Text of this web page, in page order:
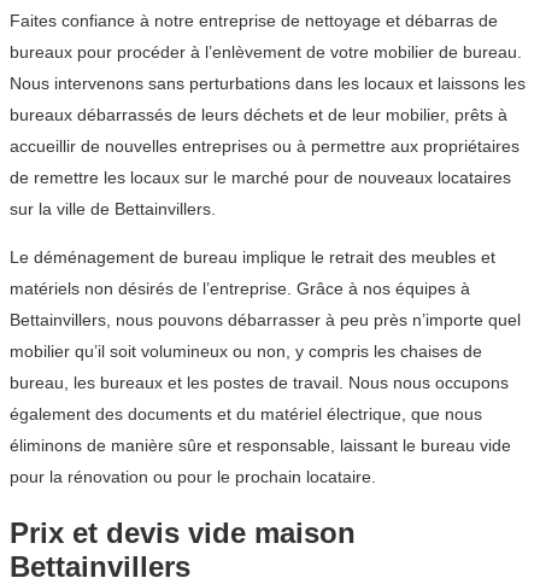
Faites confiance à notre entreprise de nettoyage et débarras de
bureaux pour procéder à l’enlèvement de votre mobilier de bureau.
Nous intervenons sans perturbations dans les locaux et laissons les
bureaux débarrassés de leurs déchets et de leur mobilier, prêts à
accueillir de nouvelles entreprises ou à permettre aux propriétaires
de remettre les locaux sur le marché pour de nouveaux locataires
sur la ville de Bettainvillers.
Le déménagement de bureau implique le retrait des meubles et
matériels non désirés de l’entreprise. Grâce à nos équipes à
Bettainvillers, nous pouvons débarrasser à peu près n’importe quel
mobilier qu’il soit volumineux ou non, y compris les chaises de
bureau, les bureaux et les postes de travail. Nous nous occupons
également des documents et du matériel électrique, que nous
éliminons de manière sûre et responsable, laissant le bureau vide
pour la rénovation ou pour le prochain locataire.
Prix et devis vide maison
Bettainvillers